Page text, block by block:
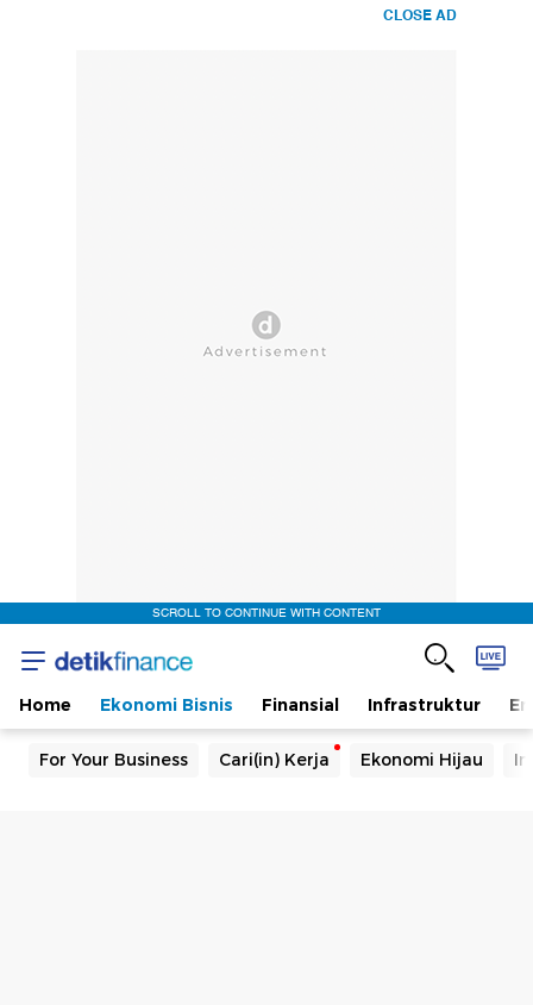
CLOSE AD
SCROLL TO CONTINUE WITH CONTENT
Home Ekonomi Bisnis Finansial Infrastruktur
For Your Business Cari(in) Kerja Ekonomi Hijau